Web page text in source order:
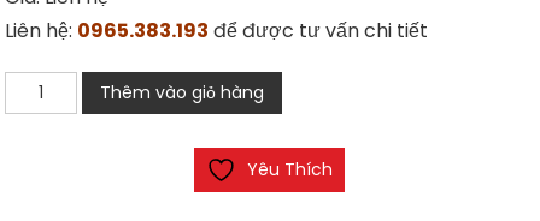
Liên hệ: 0965.383.193 để được tư vấn chi tiết
Vòng
bi
Thêm vào giỏ hàng
Yêu Thích